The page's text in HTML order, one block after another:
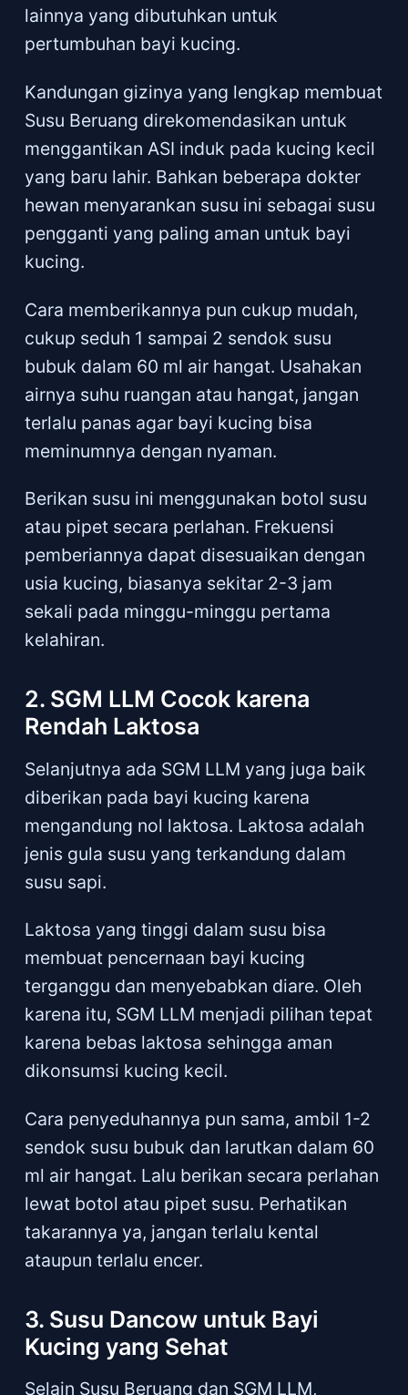
lainnya yang dibutuhkan untuk
pertumbuhan bayi kucing.
Kandungan gizinya yang lengkap membuat
Susu Beruang direkomendasikan untuk
menggantikan ASI induk pada kucing kecil
yang baru lahir. Bahkan beberapa dokter
hewan menyarankan susu ini sebagai susu
pengganti yang paling aman untuk bayi
kucing.
Cara memberikannya pun cukup mudah,
cukup seduh 1 sampai 2 sendok susu
bubuk dalam 60 ml air hangat. Usahakan
airnya suhu ruangan atau hangat, jangan
terlalu panas agar bayi kucing bisa
meminumnya dengan nyaman.
Berikan susu ini menggunakan botol susu
atau pipet secara perlahan. Frekuensi
pemberiannya dapat disesuaikan dengan
usia kucing, biasanya sekitar 2-3 jam
sekali pada minggu-minggu pertama
kelahiran.
2. SGM LLM Cocok karena
Rendah Laktosa
Selanjutnya ada SGM LLM yang juga baik
diberikan pada bayi kucing karena
mengandung nol laktosa. Laktosa adalah
jenis gula susu yang terkandung dalam
susu sapi.
Laktosa yang tinggi dalam susu bisa
membuat pencernaan bayi kucing
terganggu dan menyebabkan diare. Oleh
karena itu, SGM LLM menjadi pilihan tepat
karena bebas laktosa sehingga aman
dikonsumsi kucing kecil.
Cara penyeduhannya pun sama, ambil 1-2
sendok susu bubuk dan larutkan dalam 60
ml air hangat. Lalu berikan secara perlahan
lewat botol atau pipet susu. Perhatikan
takarannya ya, jangan terlalu kental
ataupun terlalu encer.
3. Susu Dancow untuk Bayi
Kucing yang Sehat
Selain Susu Beruang dan SGM LLM,